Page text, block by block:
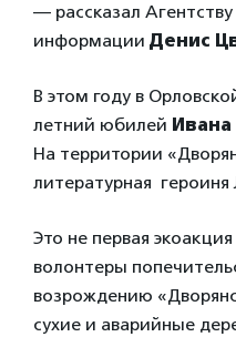
— рассказал
информации Денис
В этом году в
летний юбилей
На территории
литературная героиня
Это не первая
волонтеры
возрождению
сухие и аварийные